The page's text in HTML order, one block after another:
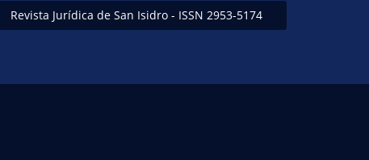
Revista Jurídica de San Isidro - ISSN 2953-5174